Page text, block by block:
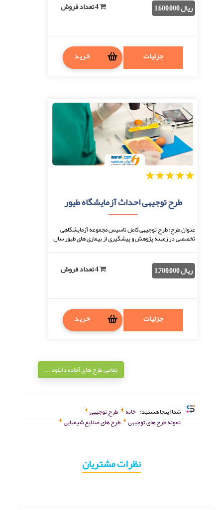
ریال 1,600,000
جزئیات خرید
5
4
3
2
طرح توجیهی احداث آزمایشگاه طیور
عنوان طرح: طرح توجیهی کامل تاسیس مجموعه آزمایشگاهی
تخصصی در زمینه پژوهش و پیشگیری از بیماری های طیور سال
ریال 1,700,000
جزئیات خرید
تمامی طرح های آماده دانلود ...
شما اینجا هستید: خانه
طرح توجیهی
نمونه طرح های توجیهی طرح های صنایع شیمیایی
نظرات مشتریان